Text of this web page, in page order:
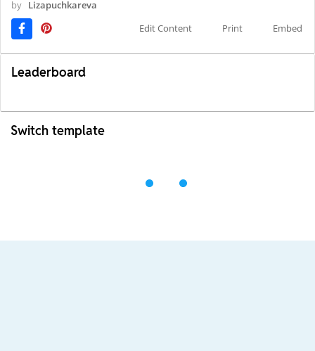
by Lizapuchkareva
Edit Content
Print Embed
Leaderboard
Switch template